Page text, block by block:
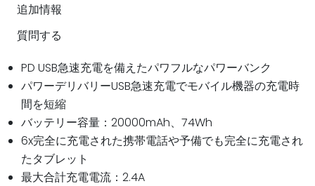
追加情報
質問する
PD USB急速充電を備えたパワフルなパワーバンク
パワーデリバリーUSB急速充電でモバイル機器の充電時
間を短縮
バッテリー容量：20000mAh、74Wh
6x完全に充電された携帯電話や予備でも完全に充電され
たタブレット
最大合計充電電流：2.4A